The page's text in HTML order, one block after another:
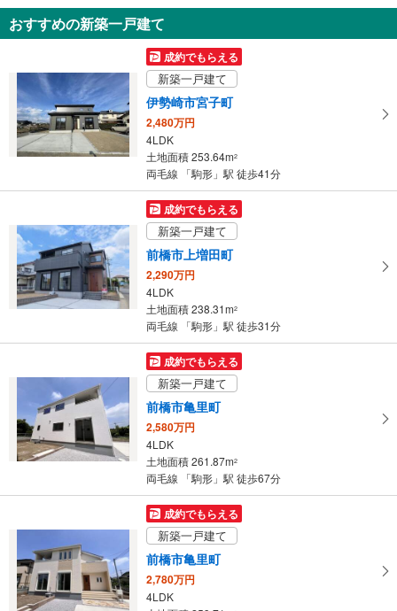
知
を
け
取
る
・
条
イ
ペ
ー
ジ
に
存
る
おすすめの新築一戸建て
成約でもらえる
新築一戸建て
伊勢崎市宮子町
2,480万円
4LDK
土地面積 253.64m2
両毛線 「駒形」駅 徒歩41分
成約でもらえる
新築一戸建て
前橋市上増田町
2,290万円
4LDK
土地面積 238.31m2
両毛線 「駒形」駅 徒歩31分
成約でもらえる
新築一戸建て
前橋市亀里町
2,580万円
4LDK
土地面積 261.87m2
両毛線 「駒形」駅 徒歩67分
成約でもらえる
新築一戸建て
前橋市亀里町
2,780万円
4LDK